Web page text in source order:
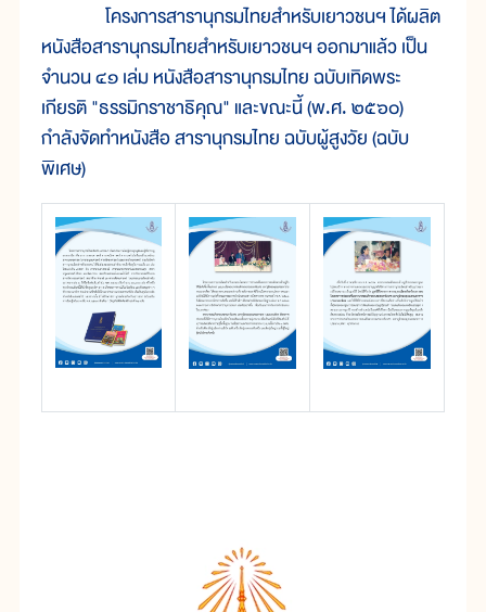
โครงการสารานุกรมไทยสำหรับเยาวชนฯ ได้ผลิต
หนังสือสารานุกรมไทยสำหรับเยาวชนฯ ออกมาแล้ว เป็น
จำนวน ๔๑ เล่ม หนังสือสารานุกรมไทย ฉบับเทิดพระ
เกียรติ "ธรรมิกราชาธิคุณ" และขณะนี้ (พ.ศ. ๒๕๖๐)
กำลังจัดทำหนังสือ สารานุกรมไทย ฉบับผู้สูงวัย (ฉบับ
พิเศษ)